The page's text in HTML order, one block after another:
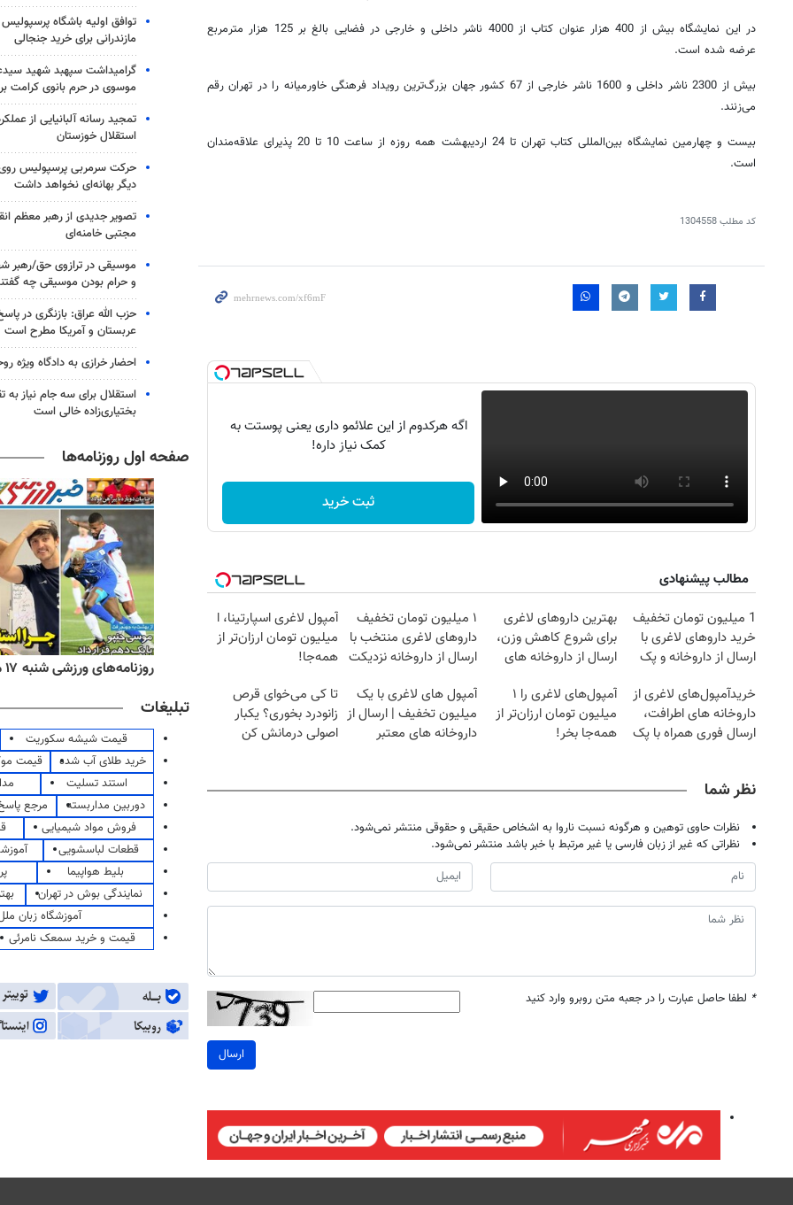
در این نمایشگاه بیش از 400 هزار عنوان کتاب از 4000 ناشر داخلی و خارجی در فضایی بالغ بر 125 هزار مترمربع
عرضه شده است.
بیش از 2300 ناشر داخلی و 1600 ناشر خارجی از 67 کشور جهان بزرگ‌ترین رویداد فرهنگی خاورمیانه را در تهران رقم
می‌زنند.
بیست و چهارمین نمایشگاه بین‌المللی کتاب تهران تا 24 اردیبهشت همه روزه از ساعت 10 تا 20 پذیرای علاقه‌مندان
است.
کد مطلب1304558
اگه هرکدوم از این علائمو داری یعنی پوستت به
کمک نیاز داره!
ثبت خرید
مطالب پیشنهادی
1 میلیون تومان تخفیف
خرید داروهای لاغری با
ارسال از داروخانه و پک
بهترین داروهای لاغری
برای شروع کاهش وزن،
ارسال از داروخانه های
۱ میلیون تومان تخفیف
داروهای لاغری منتخب با
ارسال از داروخانه نزدیکت
آمپول لاغری اسپارتینا، ا
میلیون تومان ارزان‌تر از
همه‌جا!
خریدآمپول‌های لاغری از
داروخانه های اطرافت،
ارسال فوری همراه با پک
آمپول‌های لاغری را ۱
میلیون تومان ارزان‌تر از
همه‌جا بخر!
آمپول های لاغری با یک
میلیون تخفیف | ارسال از
داروخانه های معتبر
تا کی می‌خوای قرص
زانودرد بخوری؟ یکبار
اصولی درمانش کن
نظر شما
نظرات حاوی توهین و هرگونه نسبت ناروا به اشخاص حقیقی و حقوقی منتشر نمی‌شود.
نظراتی که غیر از زبان فارسی یا غیر مرتبط با خبر باشد منتشر نمی‌شود.
* لطفا حاصل عبارت را در جعبه متن روبرو وارد کنید
ارسال
توافق اولیه باشگاه
مازندرانی برای خرید جنجالی
گرامیداشت سپهبد شهید
موسوی در حرم بانوی کرامت
تمجید رسانه آلبانیایی از
استقلال خوزستان
حرکت سرمربی پرسپولیس روی
دیگر بهانه‌ای نخواهد داشت
تصویر جدیدی از رهبر معظم
مجتبی خامنه‌ای
موسیقی در ترازوی حق/رهبر
و حرام بودن موسیقی چه
حزب الله عراق: بازنگری در
عربستان و آمریکا مطرح است
احضار خرازی به دادگاه ویژه
استقلال برای سه جام نیاز
بختیاری‌زاده خالی است
صفحه اول روزنامه‌ها
روزنامه‌های صبح شنبه ۱۷ مرداد ۱۴۰۵ روزنامه‌های اقتصادی شنبه ۱۷ مرداد ۱۴۰۵ روزنامه‌های ورزشی شنبه ۱۷ مرداد ۱۴۰۵
تبلیغات
قیمت شیشه سکوریت
خرید طلای آب شده
قیمت
استند تسلیت
دوربین مداربسته
مرجع
فروش مواد شیمیایی
قطعات لباسشویی
بلیط هواپیما
نمایندگی بوش در تهران
آموزشگاه زبان
قیمت و خرید سمعک نامرئی